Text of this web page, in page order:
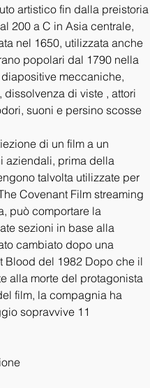
artistico fin dalla preistoria
200 a C in Asia centrale,
nel 1650, utilizzata anche
popolari dal 1790 nella
meccaniche,
di viste , attori
suoni e persino scosse
di un film a un
aziendali, prima della
talvolta utilizzate per
Covenant Film streaming
può comportare la
sezioni in base alla
cambiato dopo una
Blood del 1982 Dopo che il
alla morte del protagonista
film, la compagnia ha
sopravvive 11